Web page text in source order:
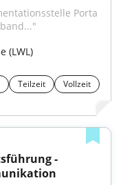
Porta
(LWL)
Teilzeit
Vollzeit
-